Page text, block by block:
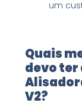
um
Quais
devo ter
V2?